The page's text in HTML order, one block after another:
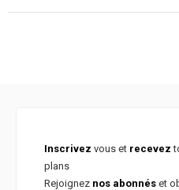
Inscrivez vous et recevez
plans
Rejoignez nos abonnés et